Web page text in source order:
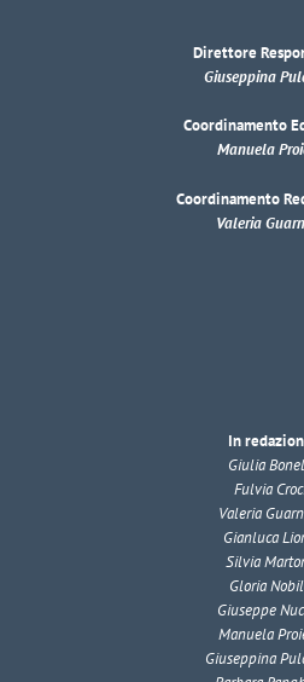
Direttore
Giuseppina
Coordinamento
Manuela
Coordinamento
Valeria
In
Giulia
Fulvia
Valeria
Gianluca
Silvia
Gloria
Giuseppe
Manuela
Giuseppina